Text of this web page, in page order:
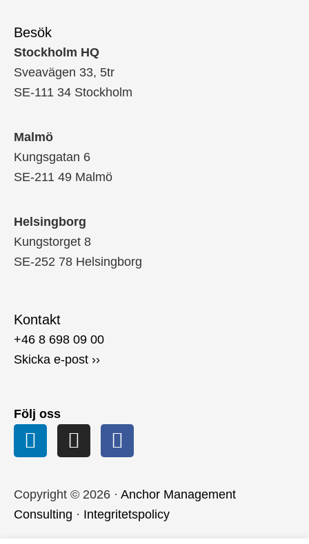
Besök
Stockholm HQ
Sveavägen 33, 5tr
SE-111 34 Stockholm
Malmö
Kungsgatan 6
SE-211 49 Malmö
Helsingborg
Kungstorget 8
SE-252 78 Helsingborg
Kontakt
+46 8 698 09 00
Skicka e-post ››
Följ oss
Copyright © 2026 · Anchor Management
Consulting · Integritetspolicy